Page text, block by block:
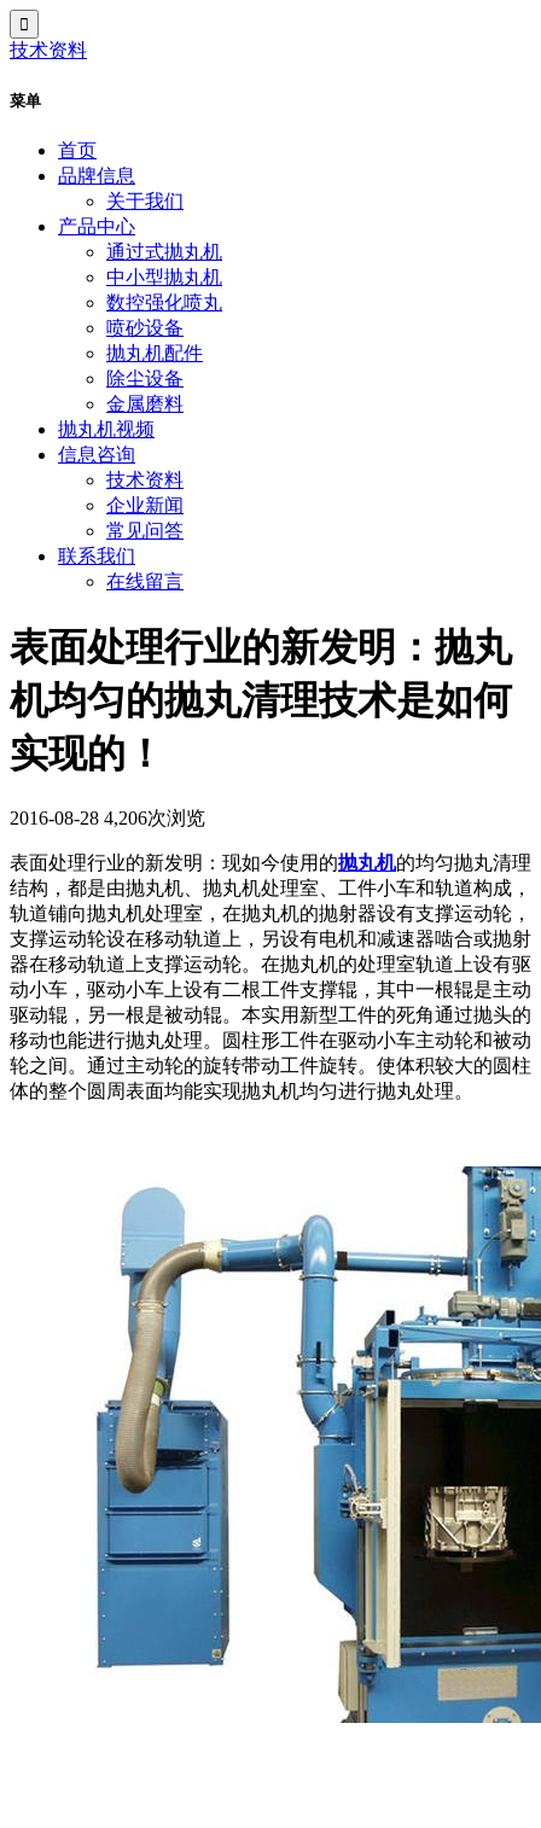
技术资料
菜单
首页
品牌信息
关于我们
产品中心
通过式抛丸机
中小型抛丸机
数控强化喷丸
喷砂设备
抛丸机配件
除尘设备
金属磨料
抛丸机视频
信息咨询
技术资料
企业新闻
常见问答
联系我们
在线留言
表面处理行业的新发明：抛丸
机均匀的抛丸清理技术是如何
实现的！
2016-08-28 4,206次浏览
表面处理行业的新发明：现如今使用的抛丸机的均匀抛丸清理
结构，都是由抛丸机、抛丸机处理室、工件小车和轨道构成，
轨道铺向抛丸机处理室，在抛丸机的抛射器设有支撑运动轮，
支撑运动轮设在移动轨道上，另设有电机和减速器啮合或抛射
器在移动轨道上支撑运动轮。在抛丸机的处理室轨道上设有驱
动小车，驱动小车上设有二根工件支撑辊，其中一根辊是主动
驱动辊，另一根是被动辊。本实用新型工件的死角通过抛头的
移动也能进行抛丸处理。圆柱形工件在驱动小车主动轮和被动
轮之间。通过主动轮的旋转带动工件旋转。使体积较大的圆柱
体的整个圆周表面均能实现抛丸机均匀进行抛丸处理。